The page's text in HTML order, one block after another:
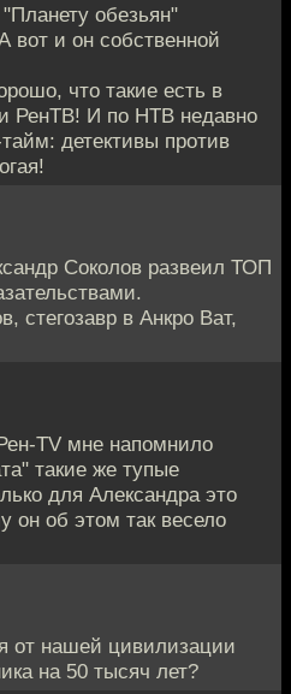
обезьян"
вот и он собственной
что такие есть в
РенТВ! И по НТВ недавно
детективы против
Соколов развеил ТОП
стегозавр в Анкро Ват,
TV мне напомнило
такие же тупые
для Александра это
он об этом так весело
от нашей цивилизации
на 50 тысяч лет?